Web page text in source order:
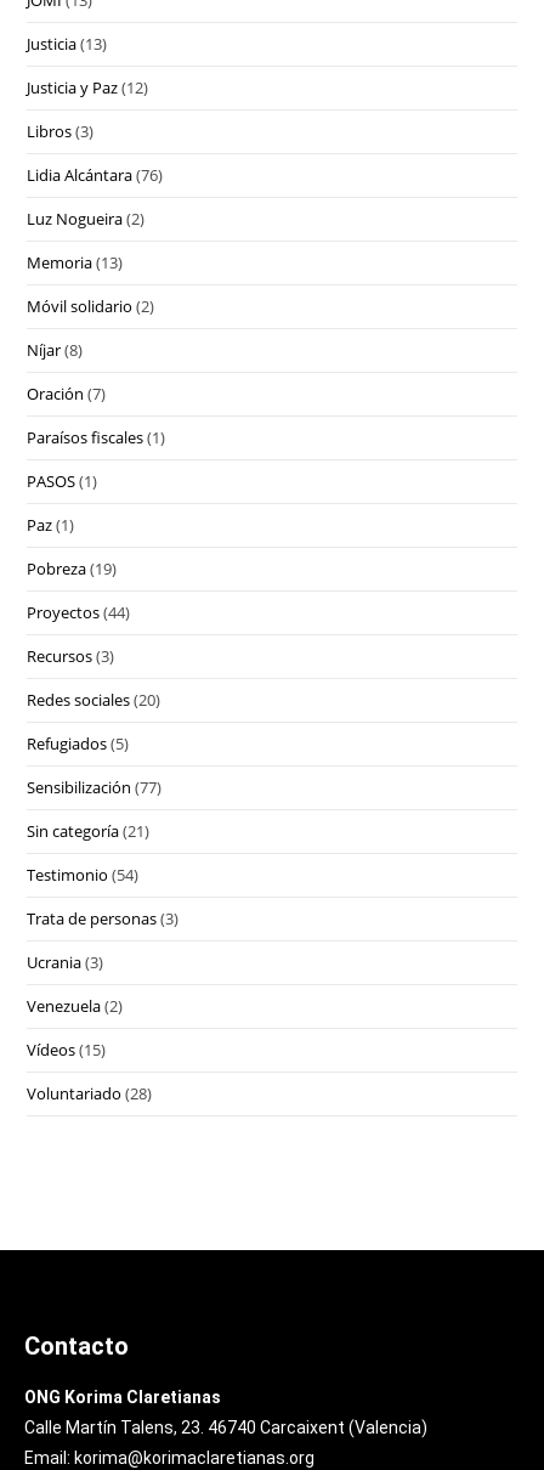
Justicia(13)
Justicia y Paz(12)
Libros(3)
Lidia Alcántara(76)
Luz Nogueira(2)
Memoria(13)
Móvil solidario (2)
Níjar(8)
Oración (7)
Paraísos fiscales(1)
PASOS(1)
Paz(1)
Pobreza(19)
Proyectos(44)
Recursos(3)
Redes sociales(20)
Refugiados(5)
Sensibilización (77)
Sin categoría(21)
Testimonio (54)
Trata de personas(3)
Ucrania(3)
Venezuela(2)
Vídeos(15)
Voluntariado (28)
Contacto
ONG Korima Claretianas
Calle Martín Talens, 23. 46740 Carcaixent (Valencia)
Email: korima@korimaclaretianas.org